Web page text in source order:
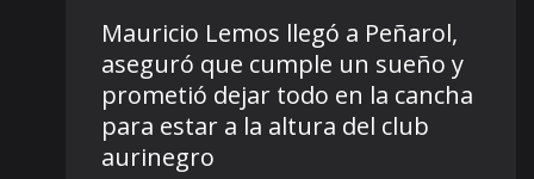
Mauricio Lemos llegó a Peñarol,
aseguró que cumple un sueño y
prometió dejar todo en la cancha
para estar a la altura del club
aurinegro